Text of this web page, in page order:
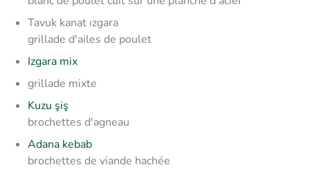
Tavuk kanat ızgara
grillade d'ailes de poulet
Izgara mix
grillade mixte
Kuzu şiş
brochettes d'agneau
Adana kebab
brochettes de viande hachée